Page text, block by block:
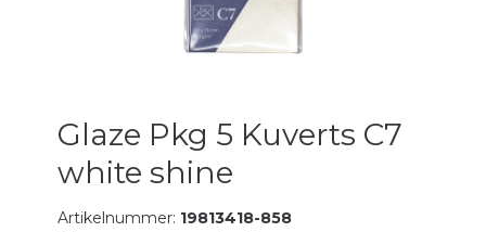
Glaze Pkg 5 Kuverts C7
white shine
Artikelnummer: 19813418-858